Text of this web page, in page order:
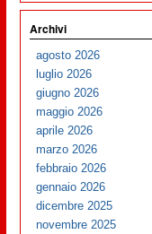
Archivi
agosto 2026
luglio 2026
giugno 2026
maggio 2026
aprile 2026
marzo 2026
febbraio 2026
gennaio 2026
dicembre 2025
novembre 2025